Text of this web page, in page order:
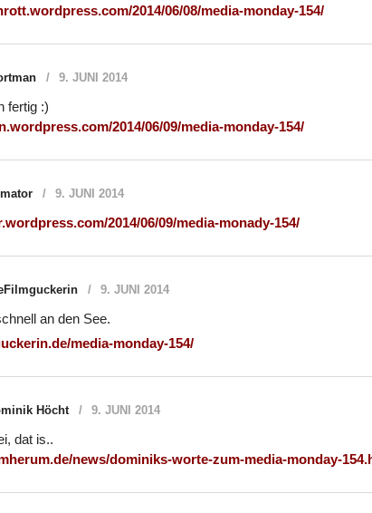
2014/06/08/media-monday-154/
9. JUNI 2014
fertig :)
2014/06/09/media-monday-154/
9. JUNI 2014
2014/06/09/media-monady-154/
9. JUNI 2014
an den See.
media-monday-154/
Höcht 9. JUNI 2014
dat is..
news/dominiks-worte-zum-media-monday-